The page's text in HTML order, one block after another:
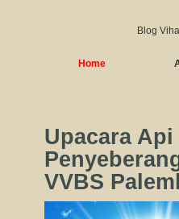
Blog
Home
Upacara
VVBS